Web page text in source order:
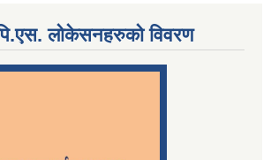
लोकेसनहरुको विवरण